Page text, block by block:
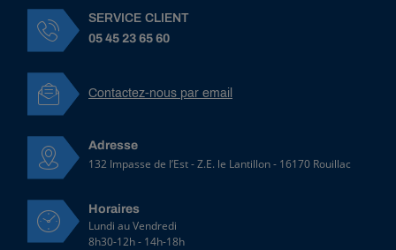
SERVICE CLIENT
05 45 23 65 60
Contactez-nous par email
Adresse
132 Impasse de l’Est - Z.E. le Lantillon - 16170 Rouillac
Horaires
Lundi au Vendredi
8h30-12h - 14h-18h